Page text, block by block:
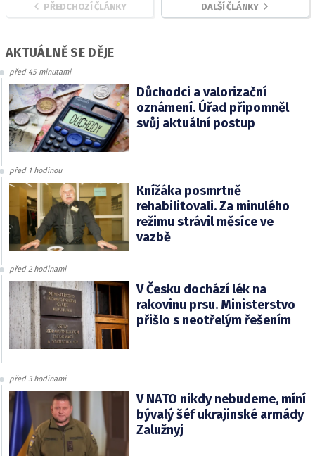
PŘEDCHOZÍ ČLÁNKY DALŠÍ ČLÁNKY
AKTUÁLNĚ SE DĚJE
před 45 minutami
Důchodci a valorizační
oznámení. Úřad připomněl
svůj aktuální postup
před 1 hodinou
Knížáka posmrtně
rehabilitovali. Za minulého
režimu strávil měsíce ve
vazbě
před 2 hodinami
V Česku dochází lék na
rakovinu prsu. Ministerstvo
přišlo s neotřelým řešením
před 3 hodinami
V NATO nikdy nebudeme, míní
bývalý šéf ukrajinské armády
Zalužnyj